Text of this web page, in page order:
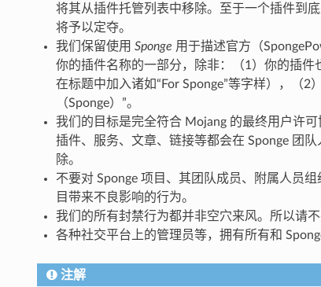
将其从插件托管列表中移除。至于一个插件到
将予以定夺。
我们保留使用 Sponge 用于描述官方（
你的插件名称的一部分，除非：（1）你的插
在标题中加入诸如“For Sponge”等字样），（
（Sponge）”。
我们的目标是完全符合 Mojang 的最终用户许
插件、服务、文章、链接等都会在 Sponge 团
除。
不要对 Sponge 项目、其团队成员、附属人员
目带来不良影响的行为。
我们的所有封禁行为都并非空穴来风。所以请
各种社交平台上的管理员等，拥有所有和
注解